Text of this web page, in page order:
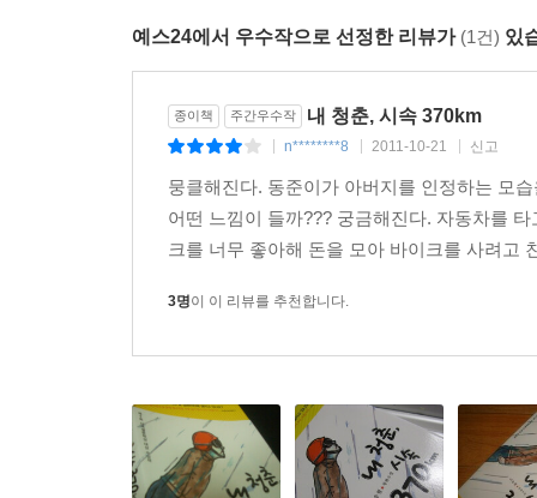
그런데 매를 길들이는 일, 생각보다 쉽지 않다. 닭
챙기고 배설물 치우는 것도 모양 빠지는 일. 설상
것도 억울한데, 상전처럼 떠받들어야 하다니.
자신의 모습을 그리며 하루하루를 견뎌낸다.
“니가 제정신이냐! 보로를 두고 어딜 갔다 오는 거
고개가 돌아갔다. 뺨에 불이 붙는 듯했다. 방 안은
보로에게 문제가 생겼다. 묶어 두지 않고 방 안에
모양이었다. 멍청한 날짐승! 숲의 제왕이라더니,
동준은 우여곡절 끝에 보로를 자신의 왼팔에 앉
발견한다. 그렇게 보로의 첫 사냥을 준비하던
성공할 수 있을까?
예스24에서 우수작으로 선정한 리뷰가 (1건) 있
종이책 주간우수작 내 청춘, 시속 370km
n********8 2011-10-21 신고
뭉클해진다. 동준이가 아버지를 인정하는 모
어떤 느낌이 들까??? 궁금해진다. 자동차를
크를 너무 좋아해 돈을 모아 바이크를 사려고
3명이 이 리뷰를 추천합니다.